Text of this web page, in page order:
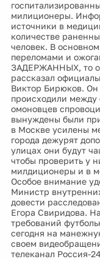
милиционеры.
источники в
количестве
человек. В
переломами и
ЗАДЕРЖАННЫХ, то
рассказал
Виктор Бирюков. Он
происходили
омоновцев
вынуждены были
в Москве усилены
города дежурят
улицах они будут
чтобы проверить у
милдиционеры и в
Особое внимание
Министр
довести
Егора Свиридова.
требований
сегодня на
своем
телеканал Россия-